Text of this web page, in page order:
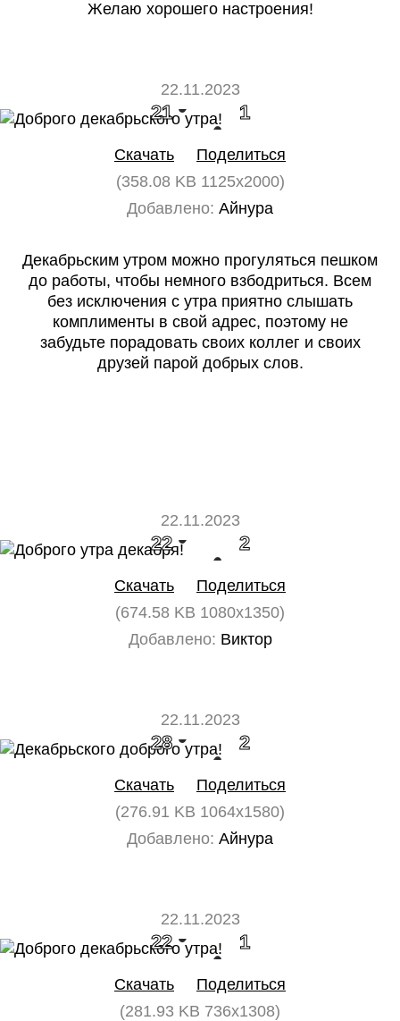
Желаю хорошего настроения!
22.11.2023
21 1
Скачать
Поделиться
(358.08 KB 1125x2000)
Добавлено: Айнура
Декабрьским утром можно прогуляться пешком
до работы, чтобы немного взбодриться. Всем
без исключения с утра приятно слышать
комплименты в свой адрес, поэтому не
забудьте порадовать своих коллег и своих
друзей парой добрых слов.
22.11.2023
22 2
Скачать
Поделиться
(674.58 KB 1080x1350)
Добавлено: Виктор
22.11.2023
28 2
Скачать
Поделиться
(276.91 KB 1064x1580)
Добавлено: Айнура
22.11.2023
22 1
Скачать
Поделиться
(281.93 KB 736x1308)